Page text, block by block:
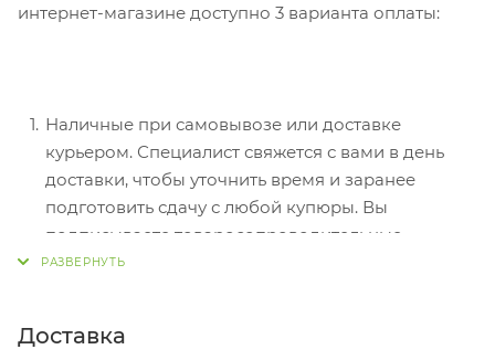
интернет-магазине доступно 3 варианта оплаты:
Наличные при самовывозе или доставке
курьером. Специалист свяжется с вами в день
доставки, чтобы уточнить время и заранее
подготовить сдачу с любой купюры. Вы
подписываете товаросопроводительные
документы, вносите денежные средства,
Безналичный расчет при самовывозе или
Доставка